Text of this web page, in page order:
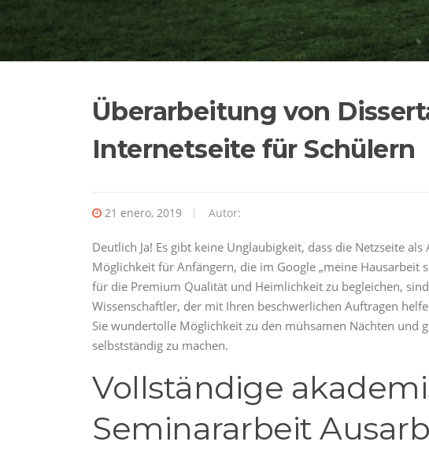
Überarbeitung von
Internetseite für Schülern
21 enero, 2019 Autor:
Deutlich Ja! Es gibt keine Unglaubigkeit, dass die Netzseite als
Möglichkeit für Anfängern, die im Google „meine Hausarbeit
für die Premium Qualität und Heimlichkeit zu begleichen,
Wissenschaftler, der mit Ihren beschwerlichen Auftragen
Sie wundertolle Möglichkeit zu den mühsamen Nächten und
selbstständig zu machen.
Vollständige
Seminararbeit